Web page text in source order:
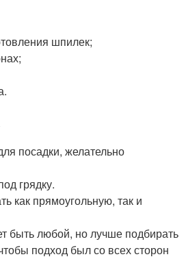
шпилек;
посадки, желательно
грядку.
как прямоугольную, так и
быть любой, но лучше подбирать
подход был со всех сторон